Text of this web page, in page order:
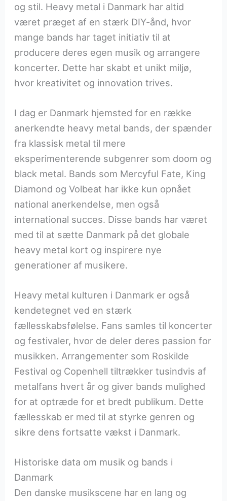
og stil. Heavy metal i Danmark har altid
været præget af en stærk DIY-ånd, hvor
mange bands har taget initiativ til at
producere deres egen musik og arrangere
koncerter. Dette har skabt et unikt miljø,
hvor kreativitet og innovation trives.
I dag er Danmark hjemsted for en række
anerkendte heavy metal bands, der spænder
fra klassisk metal til mere
eksperimenterende subgenrer som doom og
black metal. Bands som Mercyful Fate, King
Diamond og Volbeat har ikke kun opnået
national anerkendelse, men også
international succes. Disse bands har været
med til at sætte Danmark på det globale
heavy metal kort og inspirere nye
generationer af musikere.
Heavy metal kulturen i Danmark er også
kendetegnet ved en stærk
fællesskabsfølelse. Fans samles til koncerter
og festivaler, hvor de deler deres passion for
musikken. Arrangementer som Roskilde
Festival og Copenhell tiltrækker tusindvis af
metalfans hvert år og giver bands mulighed
for at optræde for et bredt publikum. Dette
fællesskab er med til at styrke genren og
sikre dens fortsatte vækst i Danmark.
Historiske data om musik og bands i
Danmark
Den danske musikscene har en lang og